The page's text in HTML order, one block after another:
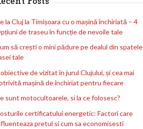
la Cluj la Timișoara cu o mașină închiriată – 4
de traseu în funcție de nevoile tale
să crești o mini pădure pe dealul din spatele
tale
de vizitat în jurul Clujului, și cea mai
mașină de închiriat pentru fiecare
sunt motocultoarele, si la ce folosesc?
certificatului energetic: Factori care
pretul si cum sa economisesti